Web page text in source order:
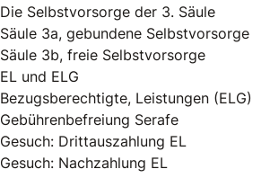
Die Selbstvorsorge der 3. Säule
Säule 3a, gebundene Selbstvorsorge
Säule 3b, freie Selbstvorsorge
EL und ELG
Bezugsberechtigte, Leistungen (ELG)
Gebührenbefreiung Serafe
Gesuch: Drittauszahlung EL
Gesuch: Nachzahlung EL